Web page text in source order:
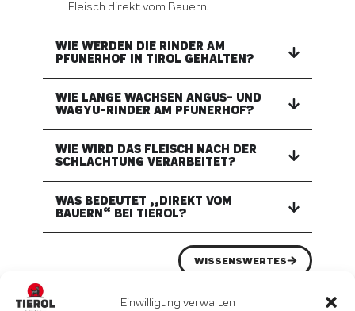
Einwilligung verwalten
Fleisch direkt vom Bauern.
WIE WERDEN DIE RINDER AM
PFUNERHOF IN TIROL GEHALTEN?
WIE LANGE WACHSEN ANGUS- UND
WAGYU-RINDER AM PFUNERHOF?
WIE WIRD DAS FLEISCH NACH DER
SCHLACHTUNG VERARBEITET?
WAS BEDEUTET „„DIREKT VOM
BAUERN“ BEI TIEROL?
WISSENSWERTES